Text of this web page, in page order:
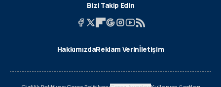
Bizi Takip Edin
HakkımızdaReklam Verinİletişim